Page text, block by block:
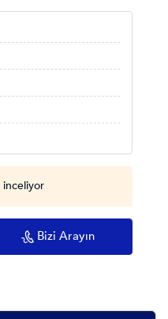
Bizi Arayın